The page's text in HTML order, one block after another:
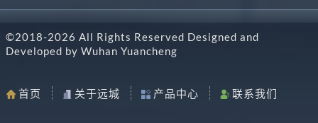
东北制造网 药智通
©2018-2026 All Rights Reserved Designed and
Developed by Wuhan Yuancheng
首页 关于远城 产品中心 联系我们